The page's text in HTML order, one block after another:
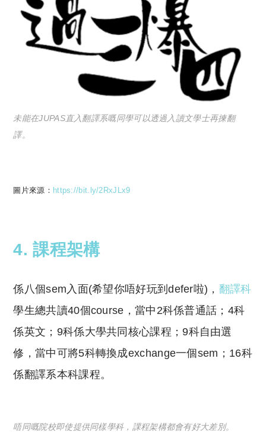
未能在JUPAS直入翻譯系嘅同學可以透過入讀文學士再揀翻
譯。
圖片來源： https://bit.ly/2RxJLx9
4. 課程架構
係八個sem入面(希望你唔好玩到defer啦)， 翻譯科
學生總共讀40個course，當中2科係普通話；4科
係英文；9科係大學共同核心課程；9科自由選
修，當中可將5科轉換成exchange一個sem；16科
係翻譯系本科課程。
唔同嘅院校即使提供同樣學科，課程架構都會有好大差別。